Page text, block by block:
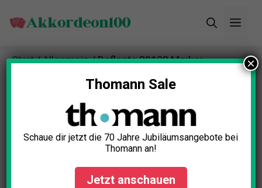
Inhalt
Start/Allgemein/ Deflecto 29133 Marker
Aufbewahrung TestThomann Sale
Schaue dir jetzt die 70 Jahre Jubiläumsangebote bei
Thomann an!
Jetzt anschauen
×